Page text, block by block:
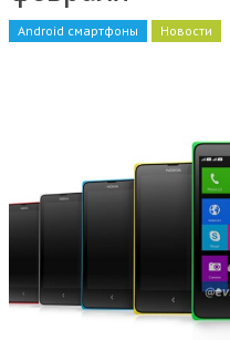
Android смартфоны Новости